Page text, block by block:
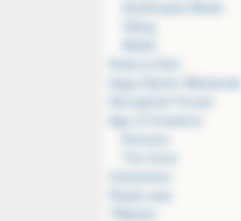
Strathclyde Welsh
Rules & Dice
Saga Starter Warbands
Stronghold Terrain
Age of Invasions